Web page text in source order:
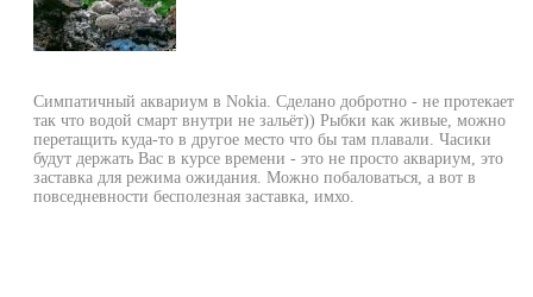
Симпатичный аквариум в Nokia. Сделано добротно - не протекает
так что водой смарт внутри не зальёт)) Рыбки как живые, можно
перетащить куда-то в другое место что бы там плавали. Часики
будут держать Вас в курсе времени - это не просто аквариум, это
заставка для режима ожидания. Можно побаловаться, а вот в
повседневности бесполезная заставка, имхо.